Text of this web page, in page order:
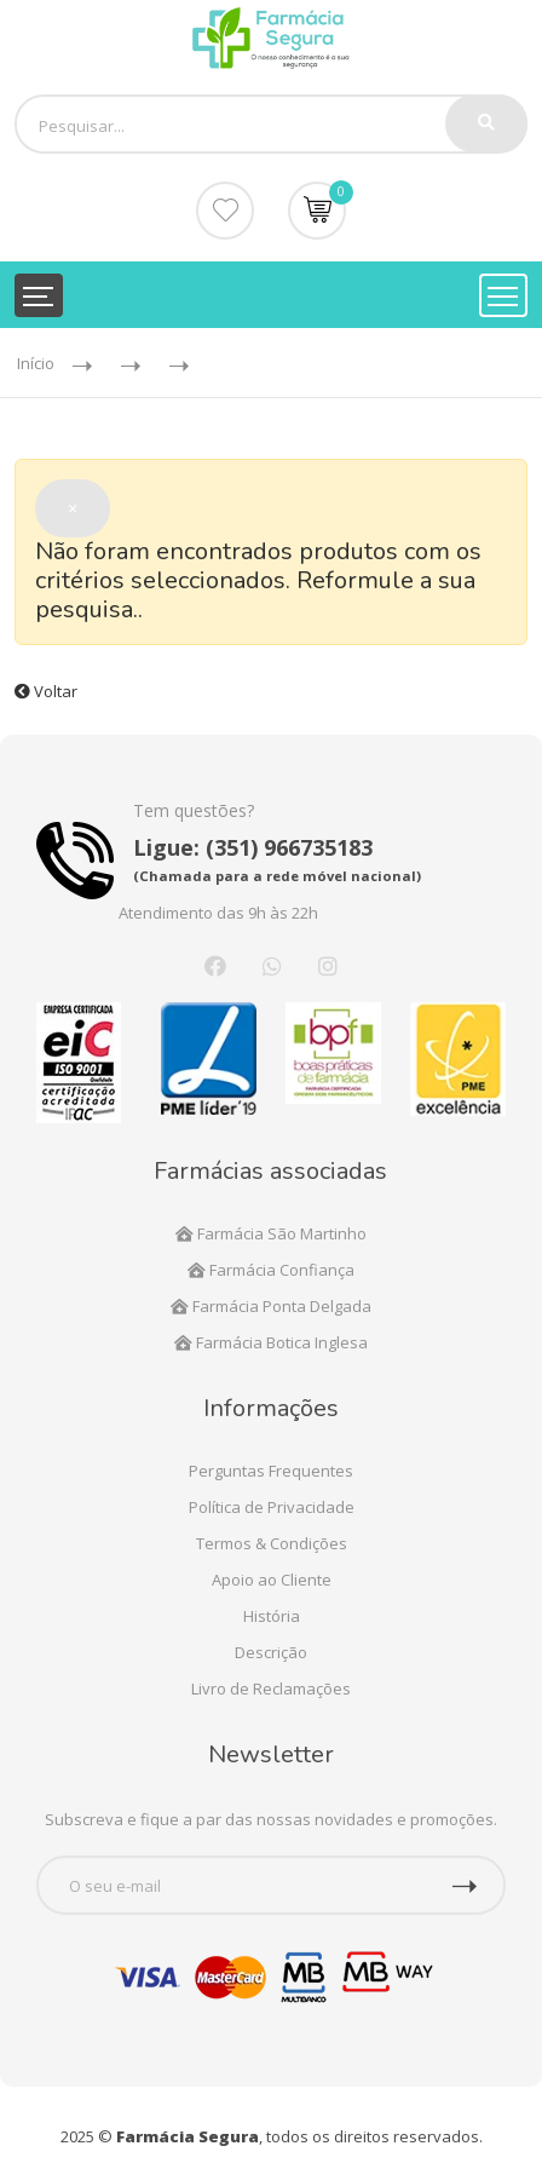
0
Início
×
Não foram encontrados produtos com os
critérios seleccionados. Reformule a sua
pesquisa..
Voltar
Tem questões?
Ligue: (351) 966735183
(Chamada para a rede móvel nacional)
Atendimento das 9h às 22h
Farmácias associadas
Farmácia São Martinho
Farmácia Confiança
Farmácia Ponta Delgada
Farmácia Botica Inglesa
Informações
Perguntas Frequentes
Política de Privacidade
Termos & Condições
Apoio ao Cliente
História
Descrição
Livro de Reclamações
Newsletter
Subscreva e fique a par das nossas novidades e promoções.
2025 © Farmácia Segura, todos os direitos reservados.